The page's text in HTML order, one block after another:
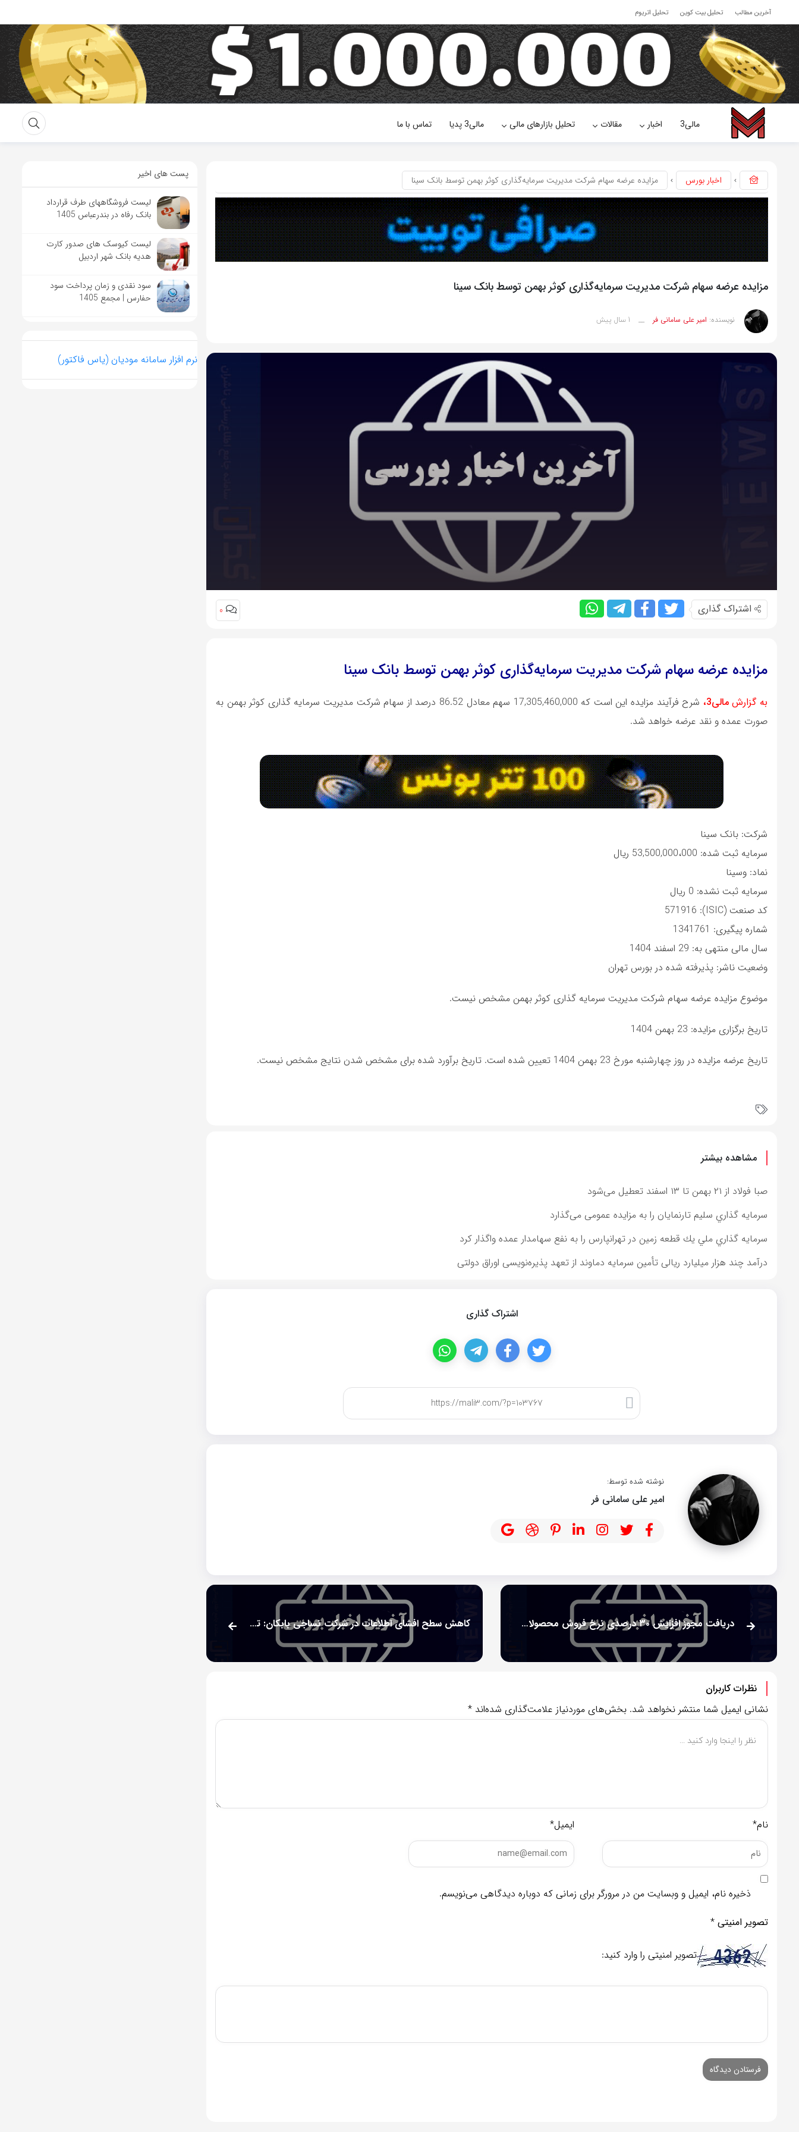
آخرین مطالب تحلیل بیت کوین تحلیل اتریوم
مالی3 اخبار مقالات تحلیل بازارهای مالی مالی3 پدیا تماس با ما
اخبار بورس مزايده عرضه سهام شرکت مدیریت سرمایه‌گذاری کوثر بهمن توسط بانک سینا
مزايده عرضه سهام شرکت مدیریت سرمایه‌گذاری کوثر بهمن توسط بانک سینا
نویسنده: امیر علی سامانی فر __ 1 سال پیش
اشتراک گذاری 0
مزايده عرضه سهام شرکت مدیریت سرمایه‌گذاری کوثر بهمن توسط بانک سینا
به گزارشمالی3،
شرح فرآیند مزایده این است که 17,305,460,000 سهم معادل 86.52 درصد از سهام شرکت مدیریت سرمایه گذاری کوثر بهمن به
صورت عمده و نقد عرضه خواهد شد.
شرکت: بانک سینا
سرمایه ثبت شده: 53,500,000،000 ریال
نماد: وسینا
سرمایه ثبت نشده: 0 ریال
کد صنعت (ISIC): 571916
شماره پیگیری: 1341761
سال مالی منتهی به: 29 اسفند 1404
وضعیت ناشر: پذیرفته شده در بورس تهران
موضوع مزایده عرضه سهام شرکت مدیریت سرمایه گذاری کوثر بهمن مشخص نیست.
تاریخ برگزاری مزایده: 23 بهمن 1404
تاریخ عرضه مزایده در روز چهارشنبه مورخ 23 بهمن 1404 تعیین شده است. تاریخ برآورد شده برای مشخص شدن نتایج مشخص نیست.
مشاهده بیشتر
صبا فولاد از ۲۱ بهمن تا ۱۳ اسفند تعطیل می‌شود
سرمايه گذاري سليم تارنمايان را به مزایده عمومی می‌گذارد
سرمايه گذاري ملي يك قطعه زمين در تهرانپارس را به نفع سهامدار عمده واگذار كرد
درآمد چند هزار میلیارد ریالی تأمین سرمایه دماوند از تعهد پذیره‌نویسی اوراق دولتی
اشتراک گذاری
نوشته شده توسط:
امیر علی سامانی فر
دریافت مجوز افزایش ۳۰ درصدی نرخ فروش محصولات شرکت فولاد افزا سپاهان کاهش سطح افشای اطلاعات در شرکت نساجی بابکان: تغییر از سطح الف به ب
نظرات کاربران
نشانی ایمیل شما منتشر نخواهد شد. بخش‌های موردنیاز علامت‌گذاری شده‌اند *
نام* ایمیل*
ذخیره نام، ایمیل و وبسایت من در مرورگر برای زمانی که دوباره دیدگاهی می‌نویسم.
تصویر امنیتی *
تصویر امنیتی را وارد کنید:
پست های اخیر
لیست فروشگاههای طرف قرارداد
بانک رفاه در بندرعباس 1405
لیست کیوسک های صدور کارت
هدیه بانک شهر اردبیل
سود نقدی و زمان پرداخت سود
حفارس | مجمع 1405
نرم افزار سامانه مودیان (یاس فاکتور)